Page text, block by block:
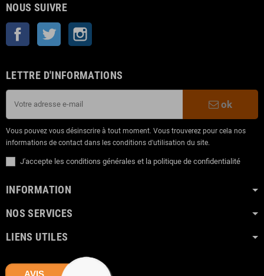
NOUS SUIVRE
Facebook Twitter
LETTRE D'INFORMATIONS
ok
Vous pouvez vous désinscrire à tout moment. Vous trouverez pour cela nos
informations de contact dans les conditions d'utilisation du site.
J'accepte les conditions générales et la politique de confidentialité
INFORMATION
NOS SERVICES
LIENS UTILES
AVIS